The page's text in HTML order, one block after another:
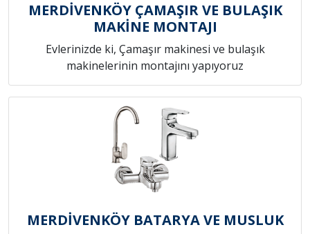
MERDİVENKÖY ÇAMAŞIR VE BULAŞIK
MAKİNE MONTAJI
Evlerinizde ki, Çamaşır makinesi ve bulaşık
makinelerinin montajını yapıyoruz
MERDİVENKÖY BATARYA VE MUSLUK